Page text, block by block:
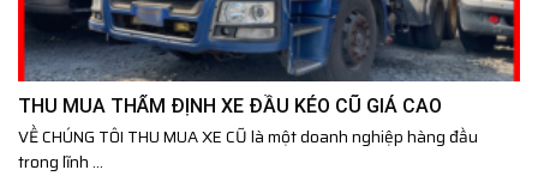
THU MUA THẨM ĐỊNH XE ĐẦU KÉO CŨ GIÁ CAO
VỀ CHÚNG TÔI THU MUA XE CŨ là một doanh nghiệp hàng đầu
trong lĩnh ...